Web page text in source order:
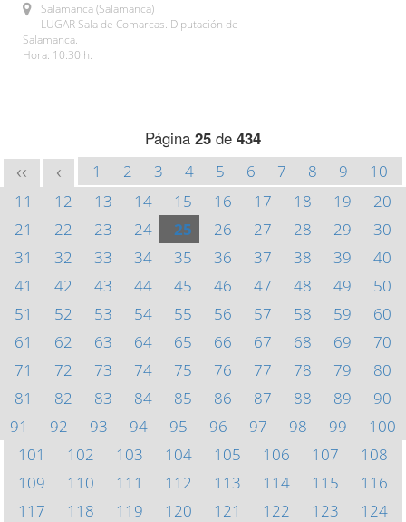
Salamanca (Salamanca)
LUGAR Sala de Comarcas. Diputación de
Salamanca.
Hora: 10:30 h.
Página 25 de 434
<< < 1 2 3 4 5 6 7 8 9
10
11
12 13 14 15 16 17 18 19
20
21
22 23 24 25 26 27 28 29
30
31
32 33 34 35 36 37 38 39
40
41
42 43 44 45 46 47 48 49
50
51
52 53 54 55 56 57 58 59
60
61
62 63 64 65 66 67 68 69
70
71
72 73 74 75 76 77 78 79
80
81
82 83 84 85 86 87 88 89
90
91
92 93 94 95 96 97 98 99
100
101
102 103 104 105 106 107
108
109
110 111 112 113 114 115
116
117
118 119 120 121 122 123
124